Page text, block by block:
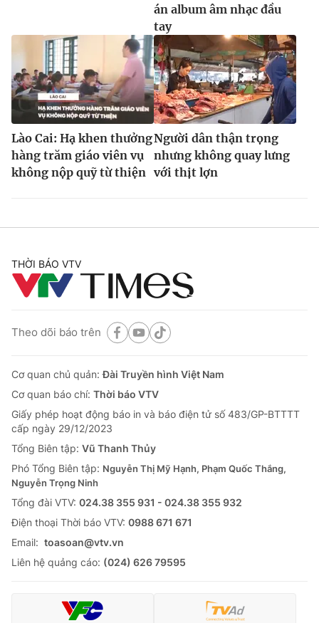
án album âm nhạc đầu
tay
Lào Cai: Hạ khen thưởng
hàng trăm giáo viên vụ
không nộp quỹ từ thiện
Người dân thận trọng
nhưng không quay lưng
với thịt lợn
THỜI BÁO VTV
Theo dõi báo trên
Cơ quan chủ quản:Đài Truyền hình Việt Nam
Cơ quan báo chí: Thời báo VTV
Giấy phép hoạt động báo in và báo điện tử số 483/GP-BTTTT
cấp ngày 29/12/2023
Tổng Biên tập: Vũ Thanh Thủy
Phó Tổng Biên tập: Nguyễn Thị Mỹ Hạnh, Phạm Quốc Thắng,
Nguyễn Trọng Ninh
Tổng đài VTV: 024.38 355 931 - 024.38 355 932
Ðiện thoại Thời báo VTV: 0988 671 671
Email: toasoan@vtv.vn
Liên hệ quảng cáo: (024) 626 79595